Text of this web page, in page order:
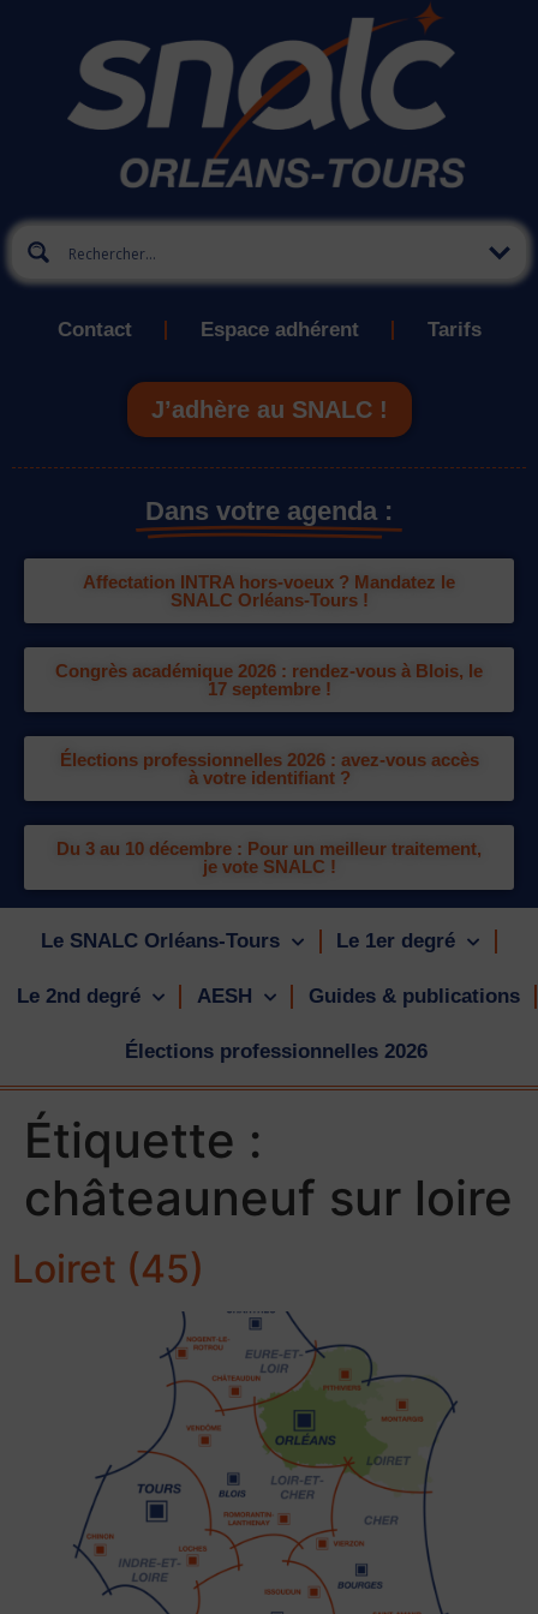
Contact Espace adhérent Tarifs
J’adhère au SNALC !
Dans votre agenda :
Affectation INTRA hors-voeux ? Mandatez le
SNALC Orléans-Tours !
Congrès académique 2026 : rendez-vous à Blois, le
17 septembre !
Élections professionnelles 2026 : avez-vous accès
à votre identifiant ?
Du 3 au 10 décembre : Pour un meilleur traitement,
je vote SNALC !
Le SNALC Orléans-Tours Le 1er degré
Le 2nd degré AESH Guides & publications
Élections professionnelles 2026
Étiquette :
châteauneuf sur loire
Loiret (45)